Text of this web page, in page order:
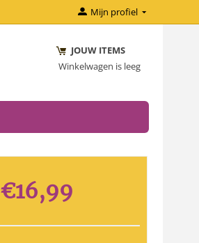
Mijn profiel
JOUW ITEMS
Winkelwagen is leeg
€16,99